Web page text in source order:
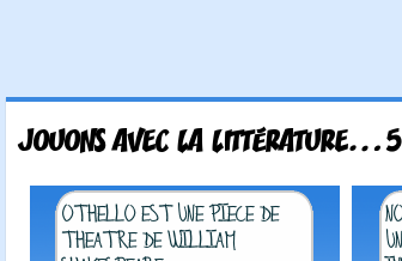
JOUONS AVEC LA LITTÉRATURE…5